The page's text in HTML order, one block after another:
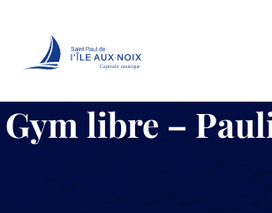
to
content
Capitale nautique
Gym libre –